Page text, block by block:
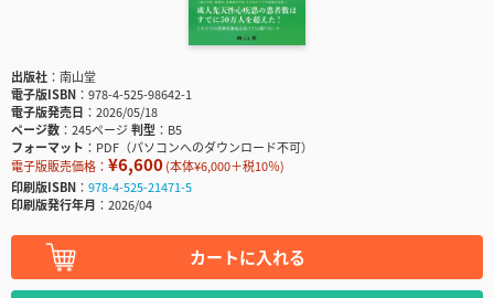
出版社
南山堂
電子版ISBN
978-4-525-98642-1
電子版発売日
2026/05/18
ページ数
245ページ判型
B5
フォーマット
PDF（パソコンへのダウンロード不可）
電子版販売価格： ¥6,600(本体¥6,000＋税10％)
印刷版ISBN
978-4-525-21471-5
印刷版発行年月
2026/04
カートに入れる